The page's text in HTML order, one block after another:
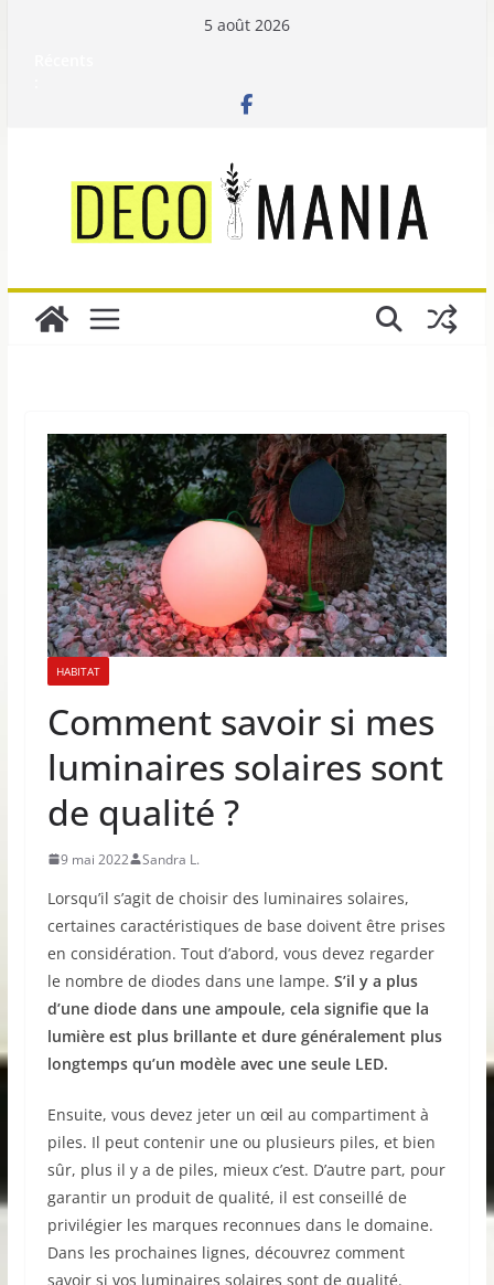
5 août 2026
HABITAT
Comment savoir si mes
luminaires solaires sont
de qualité ?
9 mai 2022 Sandra L.
Lorsqu’il s’agit de choisir des luminaires solaires,
certaines caractéristiques de base doivent être prises
en considération. Tout d’abord, vous devez regarder
le nombre de diodes dans une lampe. S’il y a plus
d’une diode dans une ampoule, cela signifie que la
lumière est plus brillante et dure généralement plus
longtemps qu’un modèle avec une seule LED.
Ensuite, vous devez jeter un œil au compartiment à
piles. Il peut contenir une ou plusieurs piles, et bien
sûr, plus il y a de piles, mieux c’est. D’autre part, pour
garantir un produit de qualité, il est conseillé de
privilégier les marques reconnues dans le domaine.
Dans les prochaines lignes, découvrez comment
savoir si vos luminaires solaires sont de qualité.